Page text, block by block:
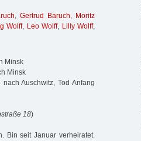
, Gertrud Baruch, Moritz
Wolff, Leo Wolff, Lilly Wolff,
Minsk
Minsk
Auschwitz, Tod Anfang
18)
Bin seit Januar verheiratet.